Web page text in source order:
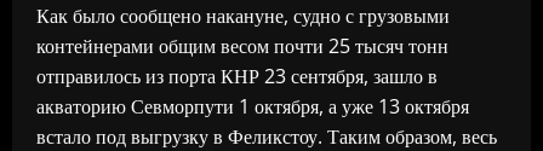
Как было сообщено накануне, судно с грузовыми
контейнерами общим весом почти 25 тысяч тонн
отправилось из порта КНР 23 сентября, зашло в
акваторию Севморпути 1 октября, а уже 13 октября
встало под выгрузку в Феликстоу. Таким образом, весь